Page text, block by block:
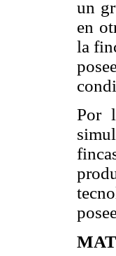
un
en
la
Por